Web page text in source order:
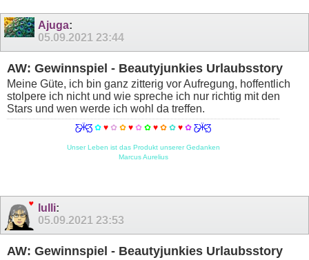
Ajuga:
05.09.2021 23:44
AW: Gewinnspiel - Beautyjunkies Urlaubsstory
Meine Güte, ich bin ganz zitterig vor Aufregung, hoffentlich
stolpere ich nicht und wie spreche ich nur richtig mit den
Stars und wen werde ich wohl da treffen.
Ƹ̵̡Ӝ̵̨̄Ʒ ✿♥✿ ✿ ♥✿✿♥✿✿♥✿Ƹ̵̡Ӝ̵̨̄Ʒ
Unser Leben ist das Produkt unserer Gedanken
Marcus Aurelius
lulli:
05.09.2021 23:53
AW: Gewinnspiel - Beautyjunkies Urlaubsstory